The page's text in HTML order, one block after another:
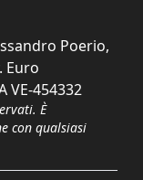
Poerio,
Euro
VE-454332
È
con qualsiasi